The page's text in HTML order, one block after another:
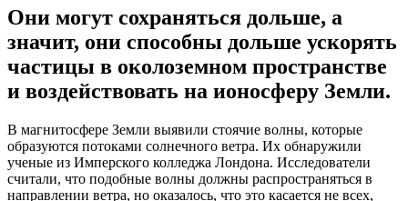
Они могут сохраняться дольше, а
значит, они способны дольше ускорять
частицы в околоземном пространстве
и воздействовать на ионосферу Земли.
В магнитосфере Земли выявили стоячие волны, которые
образуются потоками солнечного ветра. Их обнаружили
ученые из Имперского колледжа Лондона. Исследователи
считали, что подобные волны должны распространяться в
направлении ветра, но оказалось, что это касается не всех,